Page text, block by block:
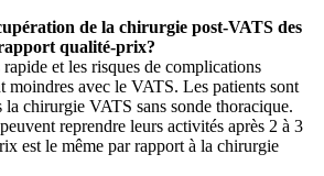
de la chirurgie post-VATS des
qualité-prix?
et les risques de complications
moindres avec le VATS. Les patients sont
la chirurgie VATS sans sonde thoracique.
reprendre leurs activités après 2 à 3
est le même par rapport à la chirurgie